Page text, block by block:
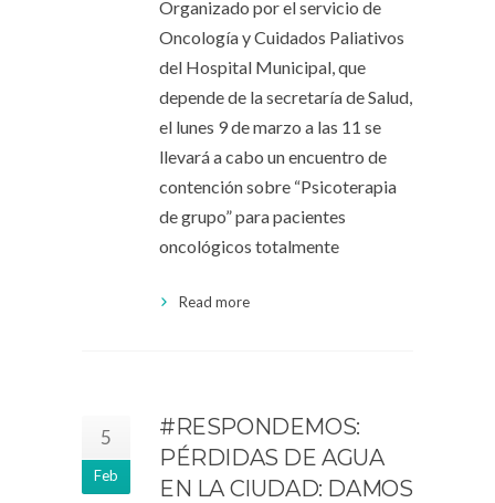
Organizado por el servicio de
Oncología y Cuidados Paliativos
del Hospital Municipal, que
depende de la secretaría de Salud,
el lunes 9 de marzo a las 11 se
llevará a cabo un encuentro de
contención sobre “Psicoterapia
de grupo” para pacientes
oncológicos totalmente
Read more
5
Feb
#RESPONDEMOS:
PÉRDIDAS DE AGUA
EN LA CIUDAD: DAMOS